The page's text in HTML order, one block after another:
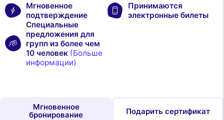
Мгновенное
подтверждение
Принимаются
электронные билеты
Специальные
предложения для
групп из более чем
10 человек (Больше
информации)
Мгновенное
бронирование
Подарить сертификат